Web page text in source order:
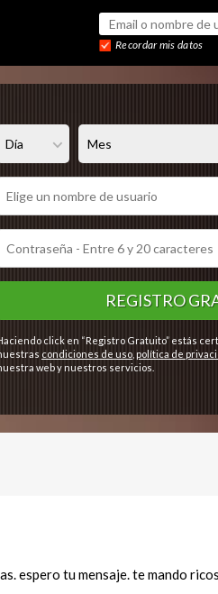
Recordar mis datos
REGISTRO
click en “Registro Gratuito” estás
condiciones de uso política de
web y nuestros servicios.
espero tu mensaje. te mando